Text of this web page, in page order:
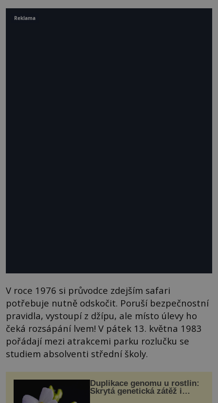
V roce 1976 si průvodce zdejším safari
potřebuje nutně odskočit. Poruší bezpečnostní
pravidla, vystoupí z džípu, ale místo úlevy ho
čeká rozsápání lvem! V pátek 13. května 1983
pořádají mezi atrakcemi parku rozlučku se
studiem absolventi střední školy.
Duplikace genomu u rostlin:
Skrytá genetická zátěž i
Reklama